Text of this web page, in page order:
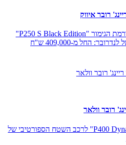
רובר איווק
רמות גימור חדשות "P250 S" ורמת הגימור "P250 S Black Edition"
החל מ-409,000 ש"ח
רובר וולאר
רמת הגימור החדשה "P400 Dynamic SE" לרכב השטח הספורטיבי של